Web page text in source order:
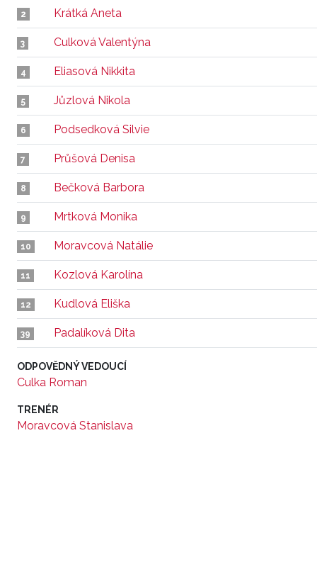
2 Krátká Aneta
3 Culková Valentýna
4 Eliasová Nikkita
5 Jůzlová Nikola
6 Podsedková Silvie
7 Průšová Denisa
8 Bečková Barbora
9 Mrtková Monika
10 Moravcová Natálie
11 Kozlová Karolína
12 Kudlová Eliška
39 Padalíková Dita
ODPOVĚDNÝ VEDOUCÍ
Culka Roman
TRENÉR
Moravcová Stanislava